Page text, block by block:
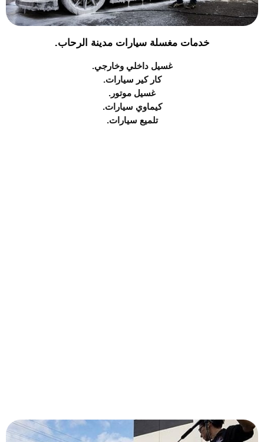
خدمات مغسلة سيارات مدينة الرحاب.
غسيل داخلي وخارجي.
كار كير سيارات.
غسيل موتور.
كيماوي سيارات.
تلميع سيارات.